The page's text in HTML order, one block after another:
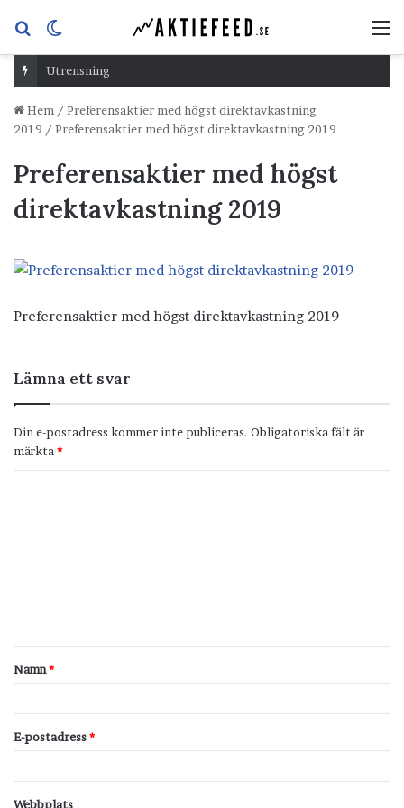
Sök
efterskin
Utrensning
Hem / Preferensaktier med högst direktavkastning
2019 / Preferensaktier med högst direktavkastning 2019
Preferensaktier med högst
direktavkastning 2019
Preferensaktier med högst direktavkastning 2019
Lämna ett svar
Din e-postadress kommer inte publiceras. Obligatoriska fält är
märkta *
t
a
Namn*
E-postadress*
Webbplats